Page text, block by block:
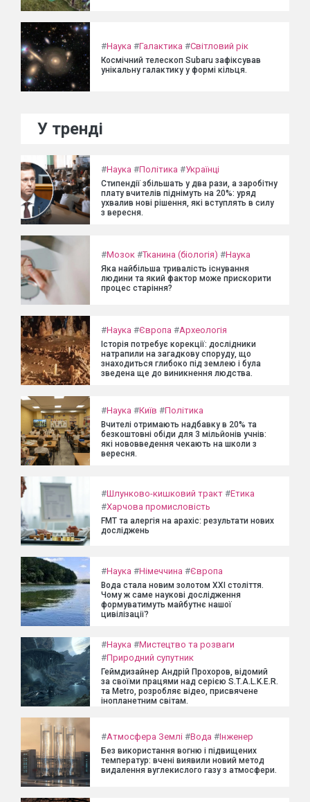
#Наука #Галактика #Світловий рік
Космічний телескоп Subaru зафіксував
унікальну галактику у формі кільця.
У тренді
#Наука #Політика #Українці
Стипендії збільшать у два рази, а заробітну
плату вчителів піднімуть на 20%: уряд
ухвалив нові рішення, які вступлять в силу
з вересня.
#Мозок #Тканина (біологія) #Наука
Яка найбільша тривалість існування
людини та який фактор може прискорити
процес старіння?
#Наука #Європа #Археологія
Історія потребує корекції: дослідники
натрапили на загадкову споруду, що
знаходиться глибоко під землею і була
зведена ще до виникнення людства.
#Наука #Київ #Політика
Вчителі отримають надбавку в 20% та
безкоштовні обіди для 3 мільйонів учнів:
які нововведення чекають на школи з
вересня.
#Шлунково-кишковий тракт #Етика
#Харчова промисловість
FMT та алергія на арахіс: результати нових
досліджень
#Наука #Німеччина #Європа
Вода стала новим золотом XXI століття.
Чому ж саме наукові дослідження
формуватимуть майбутнє нашої
цивілізації?
#Наука #Мистецтво та розваги
#Природний супутник
Геймдизайнер Андрій Прохоров, відомий
за своїми працями над серією S.T.A.L.K.E.R.
та Metro, розробляє відео, присвячене
інопланетним світам.
#Атмосфера Землі #Вода #Інженер
Без використання вогню і підвищених
температур: вчені виявили новий метод
видалення вуглекислого газу з атмосфери.